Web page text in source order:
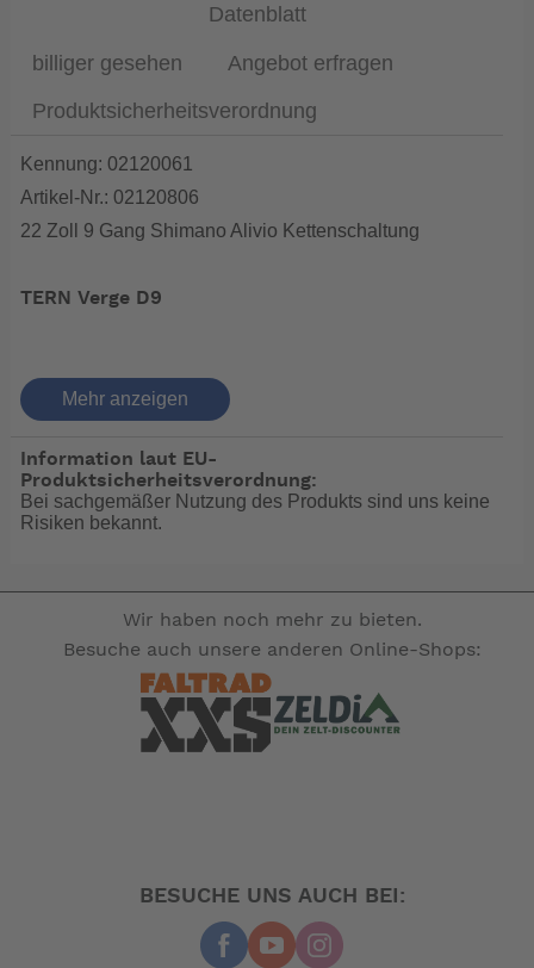
Datenblatt
billiger gesehen Angebot erfragen
Produktsicherheitsverordnung
Kennung: 02120061
Artikel-Nr.: 02120806
22 Zoll 9 Gang Shimano Alivio Kettenschaltung
TERN Verge D9
DER FLINKE FLITZER
überarbeitete Verge-Baureihe. Dank neuer
Rahmengeometrie und größeren Laufrädern, bietet das
Verge hervorragendes Handling und mehr Kontrolle als
eher zierlich gewachsen: mit seinen 9 Gängen kommt
man mit dem Verge D9 schnell auf Spurt-Tempo und
beweist, dass sich sportlicher Schick &
Alltagstauglichkeit locker vereinen lassen.
Bremse: Shimano MT200
Bremshebel: Shimano MT200
Schalthebel: SHIMANO, 9-fach
Mehr anzeigen
Information laut EU-
Produktsicherheitsverordnung:
Bei sachgemäßer Nutzung des Produkts sind uns keine
Risiken bekannt.
Wir haben noch mehr zu bieten.
Besuche auch unsere anderen Online-Shops:
BESUCHE UNS AUCH BEI: